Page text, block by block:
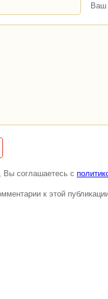
Ваш
соглашаетесь с
к этой